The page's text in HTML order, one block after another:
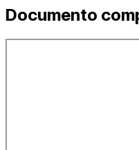
Documento